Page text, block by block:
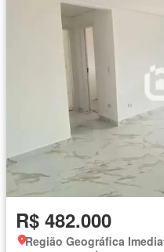
R$ 482.000